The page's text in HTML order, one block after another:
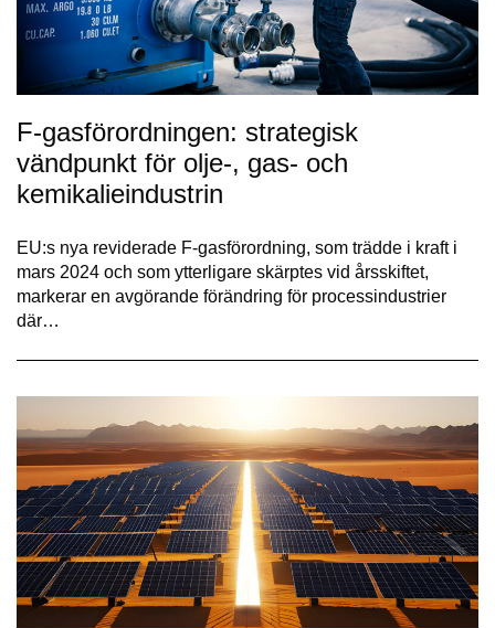
F-gasförordningen: strategisk
vändpunkt för olje-, gas- och
kemikalieindustrin
EU:s nya reviderade F-gasförordning, som trädde i kraft i
mars 2024 och som ytterligare skärptes vid årsskiftet,
markerar en avgörande förändring för processindustrier
där…